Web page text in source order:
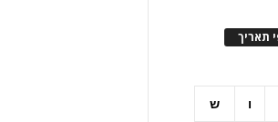
תאריך
ו ש